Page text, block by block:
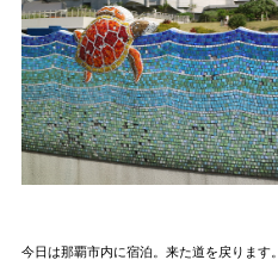
今日は那覇市内に宿泊。来た道を戻ります。